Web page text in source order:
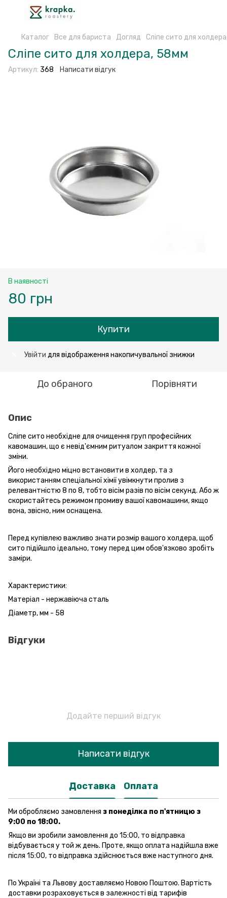
Каталог Все для бариста Догляд Сліпе сито для
Сліпе сито для холдера, 58мм
Артикул: 368 Написати відгук
В наявності
80 грн
Купити
Увійти для відображення накопичувальної знижки
До обраного Порівняти
Опис
Сліпе сито необхідне для очищення груп професійних
кавомашин, що є невід'ємним ритуалом закриття кожної
зміни.
Його необхідно міцно встановити в холдер, та з
використанням спеціальної хімії увімкнути пролив з
релевантністю 8 по 8, тобто вісім разів по вісім секунд. Або ж
скористайтесь режимом промиву вашої кавомашини, якщо
вона, звісно, ним оснащена.
Перед купівлею важливо знати розмір вашого холдера, щоб
сито підійшло ідеально, тому перед цим обов'язково зробіть
заміри.
Характеристики:
Матеріал - нержавіюча сталь
Діаметр, мм - 58
Відгуки
Додайте перший відгук
Написати відгук
Доставка Оплата
Ми обробляємо замовлення з понеділка по п'ятницю з
9:00 по 18:00.
Якщо ви зробили замовлення до 15:00, то відправка
відбувається у той ж день. Проте, якщо оплата надійшла вже
після 15:00, то відправка здійснюється вже наступного дня.
По Україні та Львову доставляємо Новою Поштою. Вартість
доставки розраховується в залежності від тарифів